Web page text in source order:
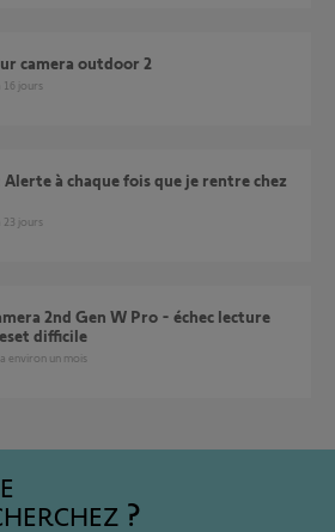
camera outdoor 2
16 jours
23 jours
difficile
a environ un mois